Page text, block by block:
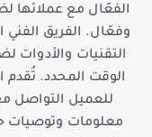
الفعّال مع عملائها
وفعّال. الفريق
التقنيات والأدوات
الوقت المحدد.
للعميل التواصل
معلومات وتوصيات